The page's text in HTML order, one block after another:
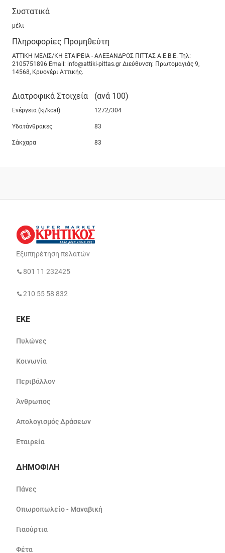
Συστατικά
μέλι
Πληροφορίες Προμηθεύτη
ATTIKH ΜΕΛΙΣ/ΚΗ ΕΤΑΙΡΕΙΑ - ΑΛΕΞΑΝΔΡΟΣ ΠΙΤΤΑΣ Α.Ε.Β.Ε. Τηλ:
2105751896 Εmail: info@attiki-pittas.gr Διεύθυνση: Πρωτομαγιάς 9,
14568, Κρυονέρι Αττικής.
Διατροφικά Στοιχεία (ανά 100)
Ενέργεια (kj/kcal) 1272/304
Υδατάνθρακες 83
Σάκχαρα 83
Εξυπηρέτηση πελατών
801 11 232425
210 55 58 832
ΕΚΕ
Πυλώνες
Κοινωνία
Περιβάλλον
Άνθρωπος
Απολογισμός Δράσεων
Εταιρεία
ΔΗΜΟΦΙΛΗ
Πάνες
Οπωροπωλείο - Μαναβική
Γιαούρτια
Φέτα